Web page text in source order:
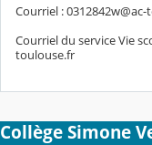
Courriel :
Courriel du service Vie
toulouse.fr
Collège Simone